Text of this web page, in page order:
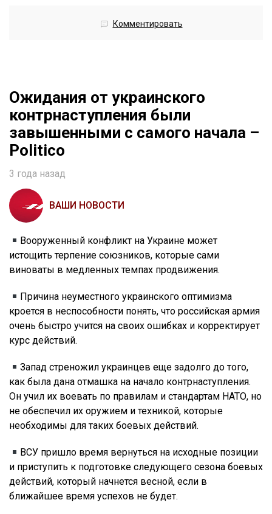
Комментировать
Ожидания от украинского
контрнаступления были
завышенными с самого начала –
Politico
3 года назад
ВАШИ НОВОСТИ
Вооруженный конфликт на Украине может
истощить терпение союзников, которые сами
виноваты в медленных темпах продвижения.
Причина неуместного украинского оптимизма
кроется в неспособности понять, что российская армия
очень быстро учится на своих ошибках и корректирует
курс действий.
Запад стреножил украинцев еще задолго до того,
как была дана отмашка на начало контрнаступления.
Он учил их воевать по правилам и стандартам НАТО, но
не обеспечил их оружием и техникой, которые
необходимы для таких боевых действий.
ВСУ пришло время вернуться на исходные позиции
и приступить к подготовке следующего сезона боевых
действий, который начнется весной, если в
ближайшее время успехов не будет.